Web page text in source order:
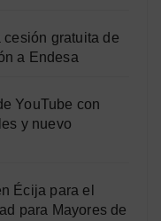
gratuita de
a Endesa
YouTube con
y nuevo
Écija para el
para Mayores de